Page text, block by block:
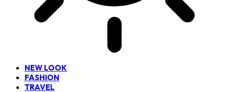
NEW LOOK
FASHION
TRAVEL